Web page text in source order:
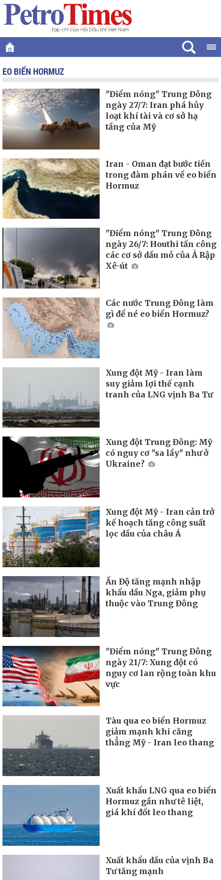
EO BIỂN HORMUZ
"Điểm nóng" Trung Đông
ngày 27/7: Iran phá hủy
loạt khí tài và cơ sở hạ
tầng của Mỹ
Iran - Oman đạt bước tiến
trong đàm phán về eo biển
Hormuz
"Điểm nóng" Trung Đông
ngày 26/7: Houthi tấn công
các cơ sở dầu mỏ của Ả Rập
Xê-út
Các nước Trung Đông làm
gì để né eo biển Hormuz?
Xung đột Mỹ - Iran làm
suy giảm lợi thế cạnh
tranh của LNG vịnh Ba Tư
Xung đột Trung Đông: Mỹ
có nguy cơ "sa lầy" như ở
Ukraine?
Xung đột Mỹ - Iran cản trở
kế hoạch tăng công suất
lọc dầu của châu Á
Ấn Độ tăng mạnh nhập
khẩu dầu Nga, giảm phụ
thuộc vào Trung Đông
"Điểm nóng" Trung Đông
ngày 21/7: Xung đột có
nguy cơ lan rộng toàn khu
vực
Tàu qua eo biển Hormuz
giảm mạnh khi căng
thẳng Mỹ - Iran leo thang
Xuất khẩu LNG qua eo biển
Hormuz gần như tê liệt,
giá khí đốt leo thang
Xuất khẩu dầu của vịnh Ba
Tư tăng mạnh